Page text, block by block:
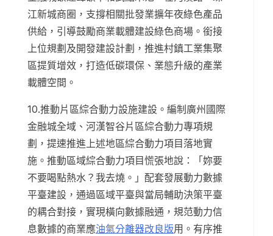
江新城商圈，支撐相關批發業擴年夜綠色產品
供給，引導鼓勵商業載體建設綠色商場。銜接
上位規劃及開發建設計劃，推進村鎮工業集聚
區提質增效，打造低碳環保、業態升級的產業
載體空間。
10.推動片區綜合動力設施建設。編制廣州國際
金融城全域、河漢智谷片區綜合動力專項規
劃，提速推進上述地區綜合動力項目落地實
施。推動區域綜合動力項目慌張地說：「妳要
不要喝點熱水？我去燒。」配套發展動力數據
平臺建設，通過區域平臺與當局輔助決策平臺
的耦合對接，實現橫向數據融通，規范動力信
息數據的商業應油氣分離器改良版用。有序推